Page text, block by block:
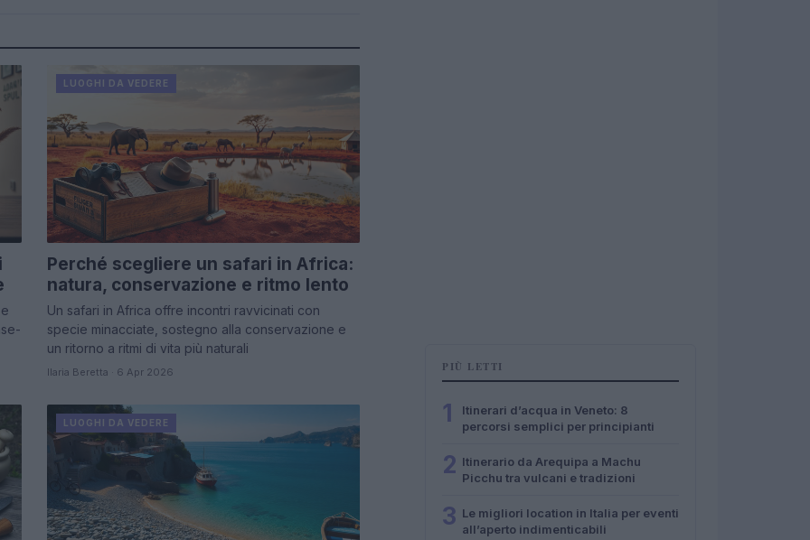
LUOGHI DA VEDERE
Perché scegliere un safari in Africa:
natura, conservazione e ritmo lento
Un safari in Africa offre incontri ravvicinati con
specie minacciate, sostegno alla conservazione e
un ritorno a ritmi di vita più naturali
Ilaria Beretta · 6 Apr 2026
LUOGHI DA VEDERE
PIÙ LETTI
1
Itinerari d’acqua in Veneto: 8
percorsi semplici per principianti
2 Itinerario da Arequipa a Machu
Picchu tra vulcani e tradizioni
3 Le migliori location in Italia per eventi
all’aperto indimenticabili